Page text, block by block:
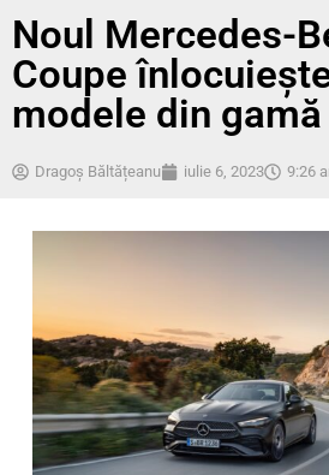
Noul Mercedes-
Coupe
modele din gamă
Dragoș Băltățeanu iulie 6, 2023 9:26